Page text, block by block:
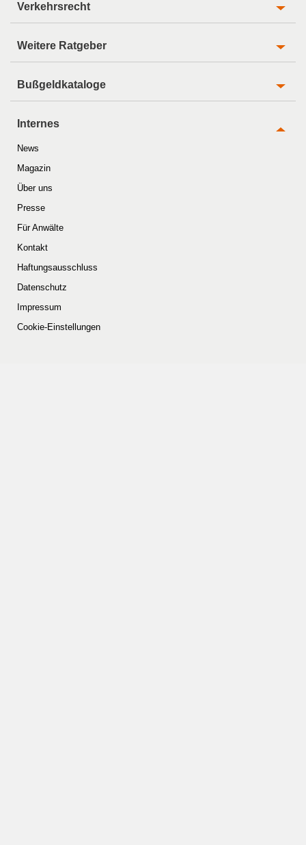
Verkehrsrecht
Weitere Ratgeber
Bußgeldkataloge
Internes
News
Magazin
Über uns
Presse
Für Anwälte
Kontakt
Haftungsausschluss
Datenschutz
Impressum
Cookie-Einstellungen